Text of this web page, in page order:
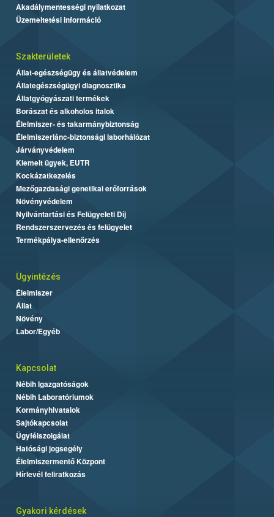
Akadálymentességi nyilatkozat
Üzemeltetési információ
Szakterületek
Állat-egészségügy és állatvédelem
Állategészségügyi diagnosztika
Állatgyógyászati termékek
Borászat és alkoholos italok
Élelmiszer- és takarmánybiztonság
Élelmiszerlánc-biztonsági laborhálózat
Járványvédelem
Kiemelt ügyek, EUTR
Kockázatkezelés
Mezőgazdasági genetikai erőforrások
Növényvédelem
Nyilvántartási és Felügyeleti Díj
Rendszerszervezés és felügyelet
Termékpálya-ellenőrzés
Ügyintézés
Élelmiszer
Állat
Növény
Labor/Egyéb
Kapcsolat
Nébih Igazgatóságok
Nébih Laboratóriumok
Kormányhivatalok
Sajtókapcsolat
Ügyfélszolgálat
Hatósági jogsegély
Élelmiszermentő Központ
Hírlevél feliratkozás
Gyakori kérdések